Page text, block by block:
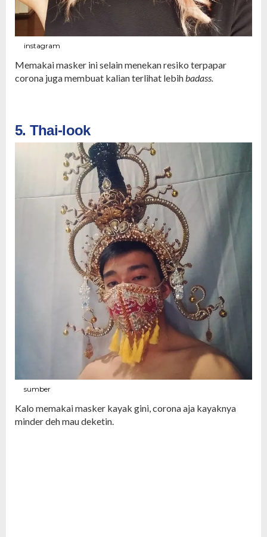
instagram
Memakai masker ini selain menekan resiko terpapar
corona juga membuat kalian terlihat lebihbadass.
5. Thai-look
sumber
Kalo memakai masker kayak gini, corona aja kayaknya
minder deh mau deketin.